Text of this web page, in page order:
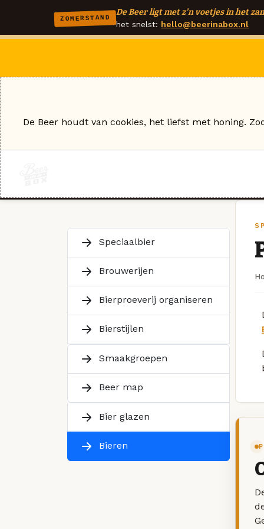
ZOMERSTAND
De Beer ligt met z'n voetjes in het
het snelst: hello@beerinabox.nl
Speciaalbier
Brouwerijen
Bierproeverij organiseren
Bierstijlen
Smaakgroepen
Beer map
Bier glazen
Bieren
De Beer houdt van cookies, het liefst met honing.